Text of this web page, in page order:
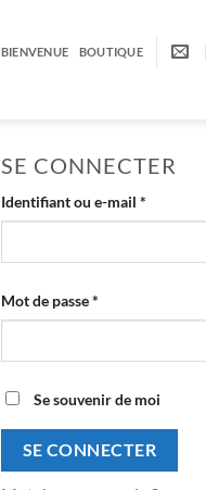
BIENVENUE BOUTIQUE
SE CONNECTER
Identifiant ou e-mail *
Mot de passe*
Se souvenir de moi
SE CONNECTER